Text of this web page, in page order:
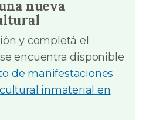
nueva
y completá el
encuentra disponible
de manifestaciones
inmaterial en